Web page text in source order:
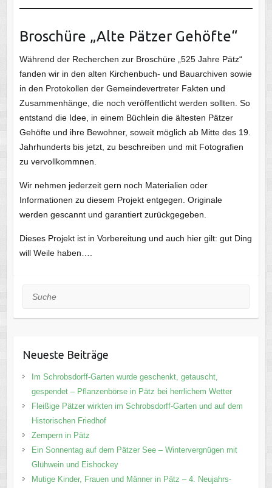
Broschüre „Alte Pätzer Gehöfte“
Während der Recherchen zur Broschüre „525 Jahre Pätz“
fanden wir in den alten Kirchenbuch- und Bauarchiven sowie
in den Protokollen der Gemeindevertreter Fakten und
Zusammenhänge, die noch veröffentlicht werden sollten. So
entstand die Idee, in einem Büchlein die ältesten Pätzer
Gehöfte und ihre Bewohner, soweit möglich ab Mitte des 19.
Jahrhunderts bis jetzt, zu beschreiben und mit Fotografien
zu vervollkommnen.
Wir nehmen jederzeit gern noch Materialien oder
Informationen zu diesem Projekt entgegen. Originale
werden gescannt und garantiert zurückgegeben.
Dieses Projekt ist in Vorbereitung und auch hier gilt: gut Ding
will Weile haben….
Suche
Neueste Beiträge
Im Schrobsdorff-Garten wurde geschenkt, getauscht,
gespendet – Pflanzenbörse in Pätz bei herrlichem Wetter
Fleißige Pätzer wirkten im Schrobsdorff-Garten und auf dem
Historischen Friedhof
Zempern in Pätz
Ein Sonnentag auf dem Pätzer See – Wintervergnügen mit
Glühwein und Eishockey
Mutige Kinder, Frauen und Männer in Pätz – 4. Neujahrs-